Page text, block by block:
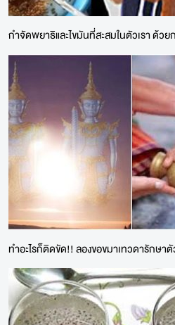
กำจัดพยาธิและไขมันที่สะสมในตัวเรา ด้ว
ทำอะไรก็ติดขัด!! ลองขอขมาเทวดารักษา